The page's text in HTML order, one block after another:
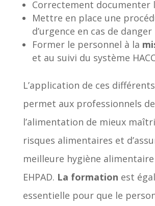
Correctement documenter
Mettre en place une
d’urgence en cas de
Former le personnel à la
et au suivi du système
L’application de ces
permet aux professionnels de
l’alimentation de mieux
risques alimentaires et
meilleure hygiène
EHPAD. La formation est
essentielle pour que le